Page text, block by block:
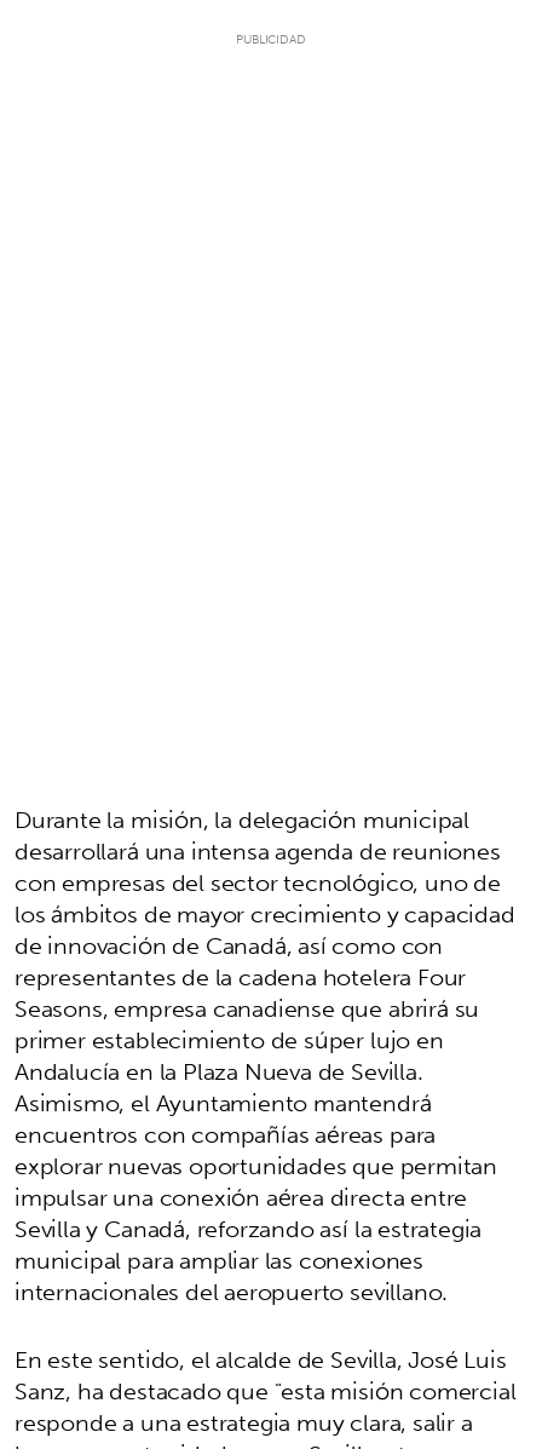
Durante la misión, la delegación municipal
desarrollará una intensa agenda de reuniones
con empresas del sector tecnológico, uno de
los ámbitos de mayor crecimiento y capacidad
de innovación de Canadá, así como con
representantes de la cadena hotelera Four
Seasons, empresa canadiense que abrirá su
primer establecimiento de súper lujo en
Andalucía en la Plaza Nueva de Sevilla.
Asimismo, el Ayuntamiento mantendrá
encuentros con compañías aéreas para
explorar nuevas oportunidades que permitan
impulsar una conexión aérea directa entre
Sevilla y Canadá, reforzando así la estrategia
municipal para ampliar las conexiones
internacionales del aeropuerto sevillano.
En este sentido, el alcalde de Sevilla, José Luis
Sanz, ha destacado que "esta misión comercial
responde a una estrategia muy clara, salir a